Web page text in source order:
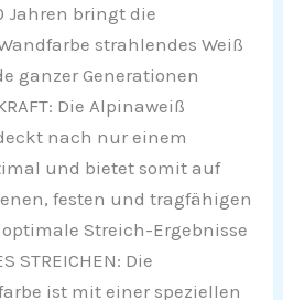
Jahren bringt die
strahlendes Weiß
ganzer Generationen
Die Alpinaweiß
nach nur einem
und bietet somit auf
festen und tragfähigen
Streich-Ergebnisse
STREICHEN: Die
ist mit einer speziellen